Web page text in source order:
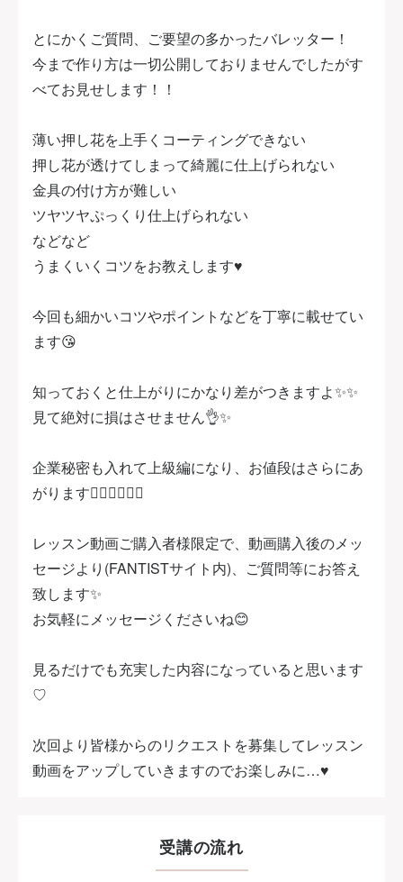
とにかくご質問、ご要望の多かったバレッター！
今まで作り方は一切公開しておりませんでしたがす
べてお見せします！！
薄い押し花を上手くコーティングできない
押し花が透けてしまって綺麗に仕上げられない
金具の付け方が難しい
ツヤツヤぷっくり仕上げられない
などなど
うまくいくコツをお教えします♥️
今回も細かいコツやポイントなどを丁寧に載せてい
ます😘
知っておくと仕上がりにかなり差がつきますよ✨✨
見て絶対に損はさせません👌✨
企業秘密も入れて上級編になり、お値段はさらにあ
がります🙇‍♀️🙇‍♀️🙇‍♀️
レッスン動画ご購入者様限定で、動画購入後のメッ
セージより(FANTISTサイト内)、ご質問等にお答え
致します✨
お気軽にメッセージくださいね😊
見るだけでも充実した内容になっていると思います
♡
次回より皆様からのリクエストを募集してレッスン
動画をアップしていきますのでお楽しみに…♥️
受講の流れ